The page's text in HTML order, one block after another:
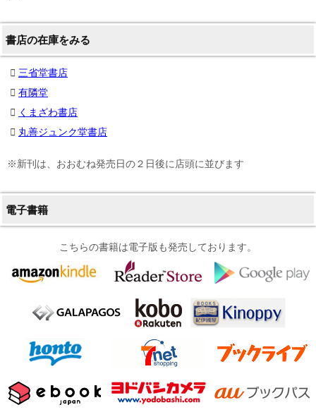
書店の在庫をみる
三省堂書店
有隣堂
くまざわ書店
丸善ジュンク堂書店
※新刊は、おおむね発売日の２日後に店頭に並びます
電子書籍
こちらの書籍は電子版も発売しております。